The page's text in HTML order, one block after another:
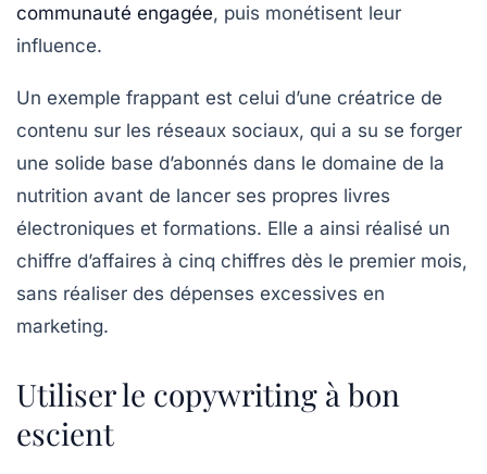
communauté engagée, puis monétisent leur
influence.
Un exemple frappant est celui d’une créatrice de
contenu sur les réseaux sociaux, qui a su se forger
une solide base d’abonnés dans le domaine de la
nutrition avant de lancer ses propres livres
électroniques et formations. Elle a ainsi réalisé un
chiffre d’affaires à cinq chiffres dès le premier mois,
sans réaliser des dépenses excessives en
marketing.
Utiliser le copywriting à bon
escient